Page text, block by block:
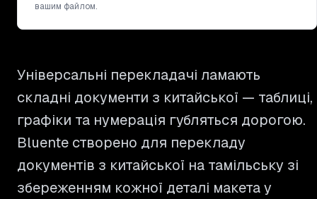
вашим файлом.
Універсальні перекладачі ламають
складні документи з китайської — таблиці,
графіки та нумерація губляться дорогою.
Bluente створено для перекладу
документів з китайської на тамільську зі
збереженням кожної деталі макета у